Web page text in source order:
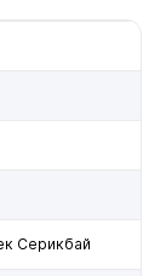
Серикбай